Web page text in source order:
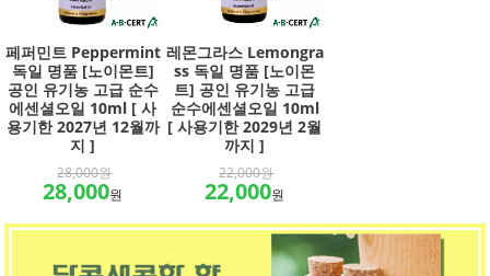
페퍼민트 Peppermint
독일 명품 [노이몬트]
공인 유기농 고급 순수
에센셜오일 10ml [ 사
용기한 2027년 12월까
지 ]
28,000원
28,000원
레몬그라스 Lemongra
ss 독일 명품 [노이몬
트] 공인 유기농 고급
순수에센셜오일 10ml
[ 사용기한 2029년 2월
까지 ]
22,000원
22,000원